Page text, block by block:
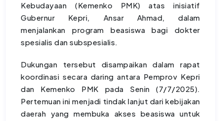
Kebudayaan (Kemenko PMK) atas inisiatif
Gubernur Kepri, Ansar Ahmad, dalam
menjalankan program beasiswa bagi dokter
spesialis dan subspesialis.
Dukungan tersebut disampaikan dalam rapat
koordinasi secara daring antara Pemprov Kepri
dan Kemenko PMK pada Senin (7/7/2025).
Pertemuan ini menjadi tindak lanjut dari kebijakan
daerah yang membuka akses beasiswa untuk